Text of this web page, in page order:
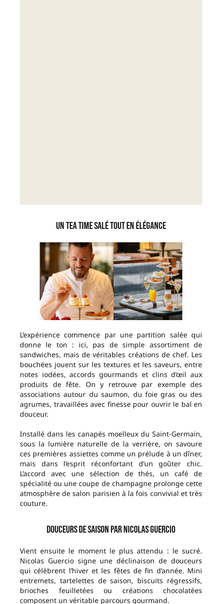
Un tea time salé tout en élégance
L’expérience commence par une partition salée qui
donne le ton : ici, pas de simple assortiment de
sandwiches, mais de véritables créations de chef. Les
bouchées jouent sur les textures et les saveurs, entre
notes iodées, accords gourmands et clins d’œil aux
produits de fête. On y retrouve par exemple des
associations autour du saumon, du foie gras ou des
agrumes, travaillées avec finesse pour ouvrir le bal en
douceur.
Installé dans les canapés moelleux du Saint-Germain,
sous la lumière naturelle de la verrière, on savoure
ces premières assiettes comme un prélude à un dîner,
mais dans l’esprit réconfortant d’un goûter chic.
L’accord avec une sélection de thés, un café de
spécialité ou une coupe de champagne prolonge cette
atmosphère de salon parisien à la fois convivial et très
couture.
Douceurs de saison par Nicolas Guercio
Vient ensuite le moment le plus attendu : le sucré.
Nicolas Guercio signe une déclinaison de douceurs
qui célèbrent l’hiver et les fêtes de fin d’année. Mini
entremets, tartelettes de saison, biscuits régressifs,
brioches feuilletées ou créations chocolatées
composent un véritable parcours gourmand.